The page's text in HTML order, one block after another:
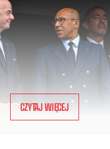
CZYTAJ WIĘCEJ